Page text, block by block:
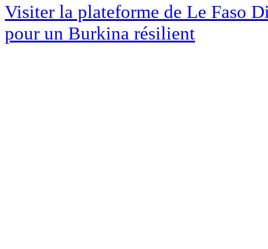
Visiter la plateforme de Le Faso
pour un Burkina résilient